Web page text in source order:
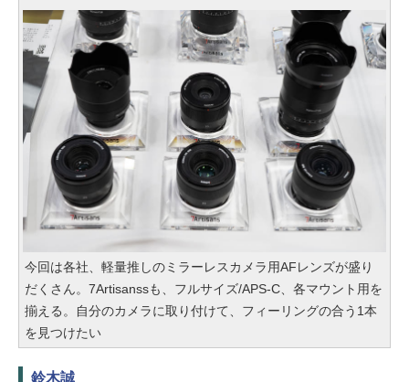
今回は各社、軽量推しのミラーレスカメラ用AFレンズが盛り
だくさん。7Artisanssも、フルサイズ/APS-C、各マウント用を
揃える。自分のカメラに取り付けて、フィーリングの合う1本
を見つけたい
鈴木誠